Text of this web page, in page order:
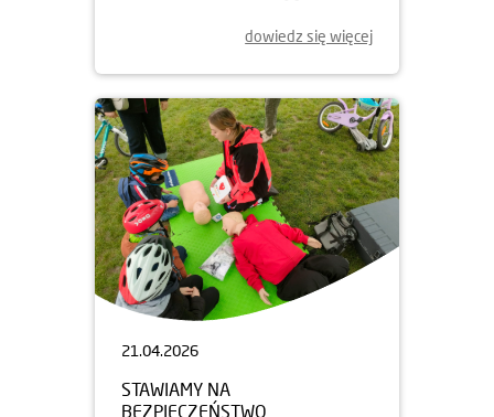
dowiedz się więcej
21.04.2026
STAWIAMY NA
BEZPIECZEŃSTWO